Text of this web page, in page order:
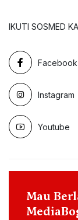
IKUTI SOSMED
Facebook
Instagram
Youtube
Mau